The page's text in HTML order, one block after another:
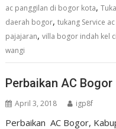
ac panggilan di bogor kota,
daerah bogor,tukang Service
pajajaran,villa bogor indah kel
wangi
Perbaikan AC Bogor
April 3, 2018 igp8f
Perbaikan AC Bogor,